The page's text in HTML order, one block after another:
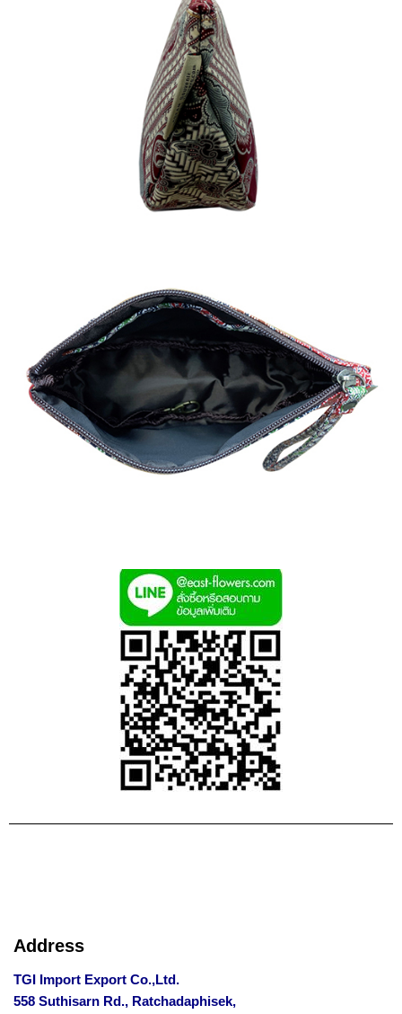
Address
TGI Import Export Co.,Ltd.
558 Suthisarn Rd., Ratchadaphisek,